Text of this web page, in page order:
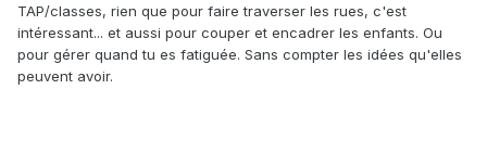
TAP/classes, rien que pour faire traverser les rues, c'est
intéressant... et aussi pour couper et encadrer les enfants. Ou
pour gérer quand tu es fatiguée. Sans compter les idées qu'elles
peuvent avoir.